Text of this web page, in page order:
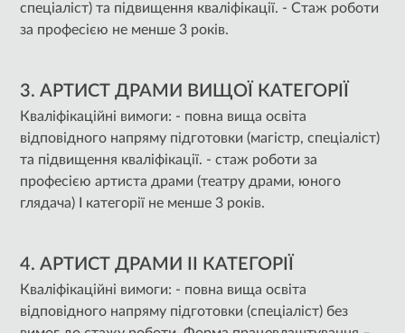
спеціаліст) та підвищення кваліфікації. - Стаж роботи
за професією не менше 3 років.
3. АРТИСТ ДРАМИ ВИЩОЇ КАТЕГОРІЇ
Кваліфікаційні вимоги: - повна вища освіта
відповідного напряму підготовки (магістр, спеціаліст)
та підвищення кваліфікації. - стаж роботи за
професією артиста драми (театру драми, юного
глядача) І категорії не менше 3 років.
4. АРТИСТ ДРАМИ ІІ КАТЕГОРІЇ
Кваліфікаційні вимоги: - повна вища освіта
відповідного напряму підготовки (спеціаліст) без